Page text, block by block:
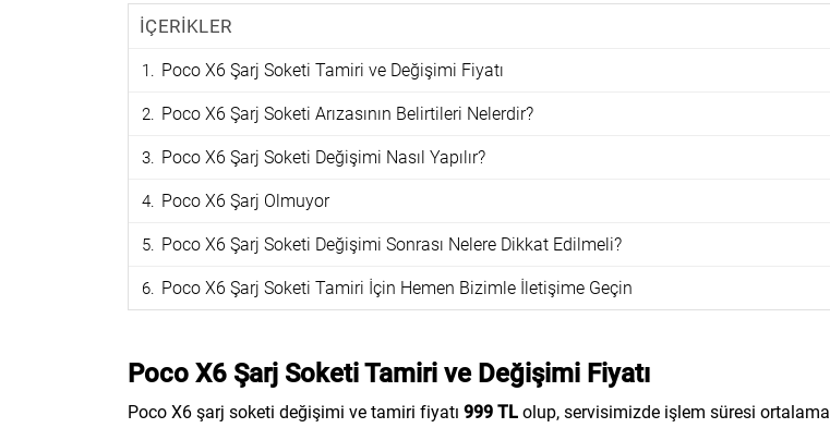
İÇERİKLER
Poco X6 Şarj Soketi Tamiri ve Değişimi Fiyatı
Poco X6 Şarj Soketi Arızasının Belirtileri Nelerdir?
Poco X6 Şarj Soketi Değişimi Nasıl Yapılır?
Poco X6 Şarj Olmuyor
Poco X6 Şarj Soketi Değişimi Sonrası Nelere Dikkat Edilmeli?
Poco X6 Şarj Soketi Tamiri İçin Hemen Bizimle İletişime Geçin
Poco X6 Şarj Soketi Tamiri ve Değişimi Fiyatı
Poco X6 şarj soketi değişimi ve tamiri fiyatı 999 TL olup, servisimizde işlem süresi ortalama